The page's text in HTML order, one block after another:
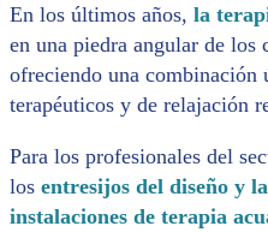
En los últimos años, la
en una piedra angular de los
ofreciendo una combinación
terapéuticos y de relajación
Para los profesionales del
los entresijos del diseño y
instalaciones de terapia